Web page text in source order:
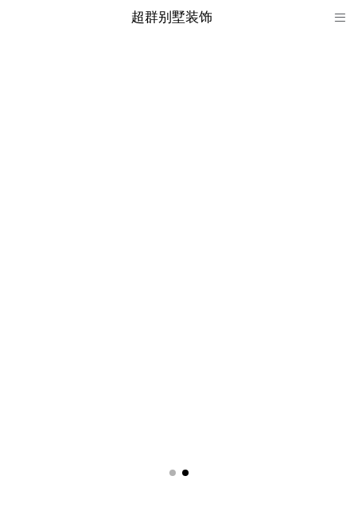
超群别墅装饰
超群别墅装饰 